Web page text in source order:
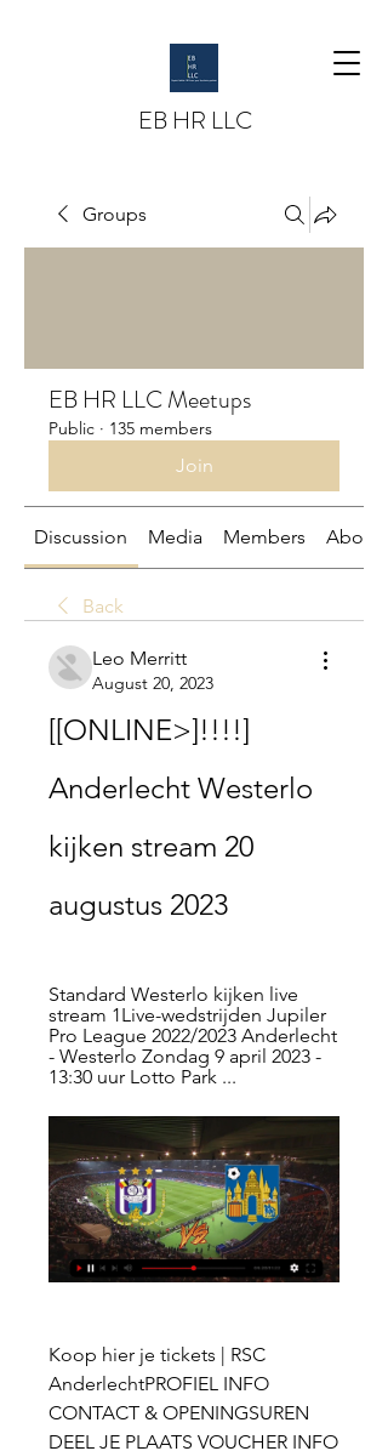
EB HR LLC
Groups
EB HR LLC Meetups
Public · 135 members
Join
Discussion Media Members About
Back
Leo Merritt
August 20, 2023
[[ONLINE>]!!!!]
Anderlecht Westerlo
kijken stream 20
augustus 2023
Standard Westerlo kijken live
stream 1Live-wedstrijden Jupiler
Pro League 2022/2023 Anderlecht
- Westerlo Zondag 9 april 2023 -
13:30 uur Lotto Park ...
Koop hier je tickets | RSC
AnderlechtPROFIEL INFO
CONTACT & OPENINGSUREN
DEEL JE PLAATS VOUCHER INFO